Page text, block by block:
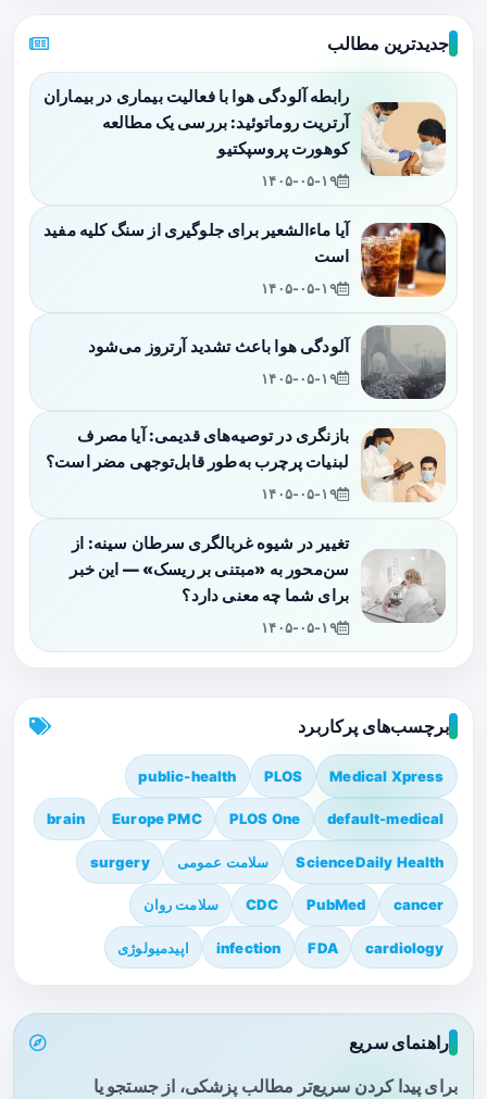
جدیدترین مطالب
رابطه آلودگی هوا با فعالیت بیماری در بیماران
آرتریت روماتوئید: بررسی یک مطالعه
کوهورت پروسپکتیو
۱۴۰۵-۰۵-۱۹
آیا ماءالشعیر برای جلوگیری از سنگ کلیه مفید
است
۱۴۰۵-۰۵-۱۹
آلودگی هوا باعث تشدید آرتروز می‌شود
۱۴۰۵-۰۵-۱۹
بازنگری در توصیه‌های قدیمی: آیا مصرف
لبنیات پرچرب به‌طور قابل‌توجهی مضر است؟
۱۴۰۵-۰۵-۱۹
تغییر در شیوه غربالگری سرطان سینه: از
سن‌محور به «مبتنی بر ریسک» — این خبر
برای شما چه معنی دارد؟
۱۴۰۵-۰۵-۱۹
برچسب‌های پرکاربرد
Medical Xpress
PLOS
public-health
default-medical
PLOS One
Europe PMC
brain
ScienceDaily Health سلامت عمومی surgery
cancer
PubMed
CDC سلامت روان
cardiology
FDA
infection اپیدمیولوژی
راهنمای سریع
برای پیدا کردن سریع‌تر مطالب پزشکی، از جستجو یا